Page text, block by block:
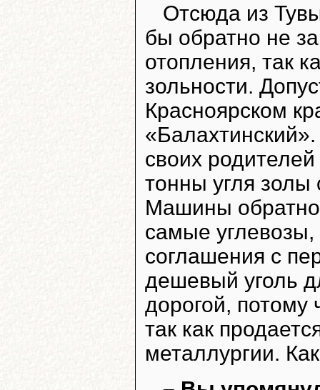
Отсюда из
бы обратно не
отопления, так
зольности.
Красноярском
своих родителей
тонны угля золы
Машины обратно
самые
соглашения с
дешевый уголь
дорогой, потому
так как
металлургии.